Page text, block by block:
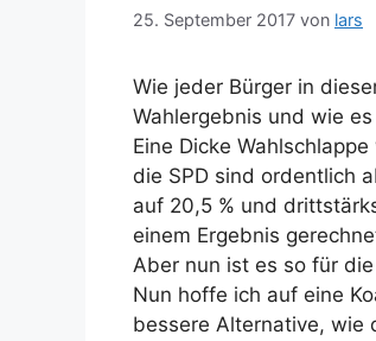
25. September 2017 von lars
Wie jeder Bürger in
Wahlergebnis und wie
Eine Dicke
die SPD sind ordentlich
auf 20,5 % und
einem Ergebnis
Aber nun ist es so für
Nun hoffe ich auf eine
bessere Alternative, wie